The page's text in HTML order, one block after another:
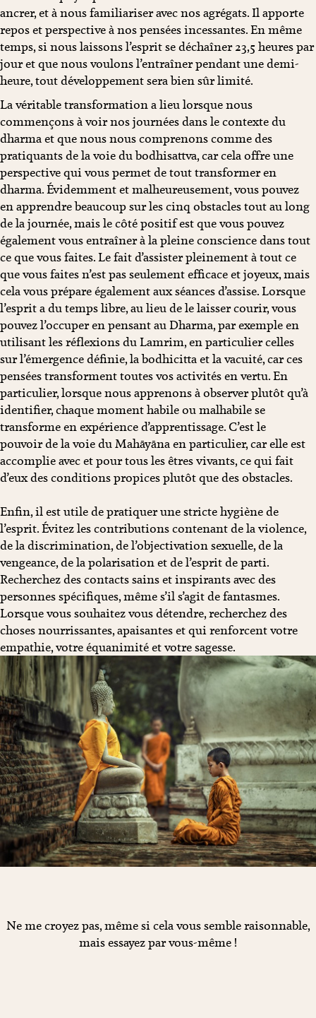
ancrer, et à nous familiariser avec nos agrégats. Il apporte
repos et perspective à nos pensées incessantes. En même
temps, si nous laissons l’esprit se déchaîner 23,5 heures par
jour et que nous voulons l’entraîner pendant une demi-
heure, tout développement sera bien sûr limité.
La véritable transformation a lieu lorsque nous
commençons à voir nos journées dans le contexte du
dharma et que nous nous comprenons comme des
pratiquants de la voie du bodhisattva, car cela offre une
perspective qui vous permet de tout transformer en
dharma. Évidemment et malheureusement, vous pouvez
en apprendre beaucoup sur les cinq obstacles tout au long
de la journée, mais le côté positif est que vous pouvez
également vous entraîner à la pleine conscience dans tout
ce que vous faites. Le fait d’assister pleinement à tout ce
que vous faites n’est pas seulement efficace et joyeux, mais
cela vous prépare également aux séances d’assise. Lorsque
l’esprit a du temps libre, au lieu de le laisser courir, vous
pouvez l’occuper en pensant au Dharma, par exemple en
utilisant les réflexions du Lamrim, en particulier celles
sur l’émergence définie, la bodhicitta et la vacuité, car ces
pensées transforment toutes vos activités en vertu. En
particulier, lorsque nous apprenons à observer plutôt qu’à
identifier, chaque moment habile ou malhabile se
transforme en expérience d’apprentissage. C’est le
pouvoir de la voie du Mahāyāna en particulier, car elle est
accomplie avec et pour tous les êtres vivants, ce qui fait
d’eux des conditions propices plutôt que des obstacles.
Enfin, il est utile de pratiquer une stricte hygiène de
l’esprit. Évitez les contributions contenant de la violence,
de la discrimination, de l’objectivation sexuelle, de la
vengeance, de la polarisation et de l’esprit de parti.
Recherchez des contacts sains et inspirants avec des
personnes spécifiques, même s’il s’agit de fantasmes.
Lorsque vous souhaitez vous détendre, recherchez des
choses nourrissantes, apaisantes et qui renforcent votre
empathie, votre équanimité et votre sagesse.
Ne me croyez pas, même si cela vous semble raisonnable,
mais essayez par vous-même !